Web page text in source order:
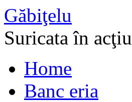
Găbiţelu
Suricata în
Home
Banc eria